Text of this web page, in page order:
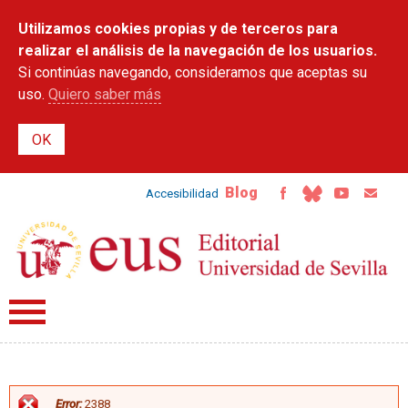
contenido
principal
Utilizamos cookies propias y de terceros para
realizar el análisis de la navegación de los usuarios.
Si continúas navegando, consideramos que aceptas su
uso. Quiero saber más
Accesibilidad Blog
Error:2388